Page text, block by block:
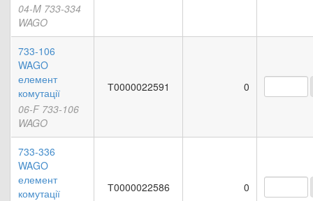
04-M 733-334
WAGO
733-106
WAGO
елемент
комутації
06-F 733-106
WAGO
Т0000022591 0
733-336
WAGO
елемент
комутації
Т0000022586 0